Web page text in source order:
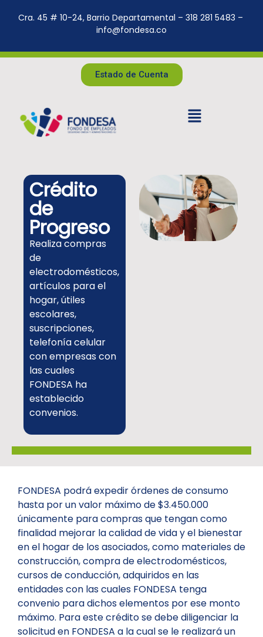
Cra. 45 # 10-24, Barrio Departamental – 318 281 5483 –
info@fondesa.co
Estado de Cuenta
Crédito
de
Progreso
Realiza compras
de
electrodomésticos,
artículos para el
hogar, útiles
escolares,
suscripciones,
telefonía celular
con empresas con
las cuales
FONDESA ha
establecido
convenios.
FONDESA podrá expedir órdenes de consumo
hasta por un valor máximo de $3.450.000
únicamente para compras que tengan como
finalidad mejorar la calidad de vida y el bienestar
en el hogar de los asociados, como materiales de
construcción, compra de electrodomésticos,
cursos de conducción, adquiridos en las
entidades con las cuales FONDESA tenga
convenio para dichos elementos por ese monto
máximo. Para este crédito se debe diligenciar la
solicitud en FONDESA a la cual se le realizará un